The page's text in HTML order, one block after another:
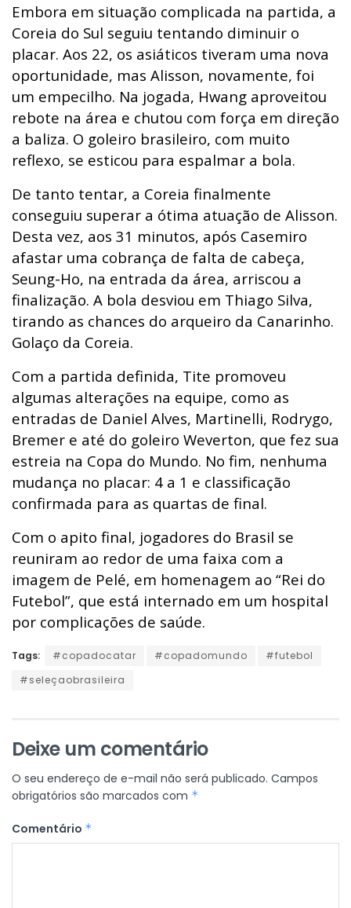
Embora em situação complicada na partida, a
Coreia do Sul seguiu tentando diminuir o
placar. Aos 22, os asiáticos tiveram uma nova
oportunidade, mas Alisson, novamente, foi
um empecilho. Na jogada, Hwang aproveitou
rebote na área e chutou com força em direção
a baliza. O goleiro brasileiro, com muito
reflexo, se esticou para espalmar a bola.
De tanto tentar, a Coreia finalmente
conseguiu superar a ótima atuação de Alisson.
Desta vez, aos 31 minutos, após Casemiro
afastar uma cobrança de falta de cabeça,
Seung-Ho, na entrada da área, arriscou a
finalização. A bola desviou em Thiago Silva,
tirando as chances do arqueiro da Canarinho.
Golaço da Coreia.
Com a partida definida, Tite promoveu
algumas alterações na equipe, como as
entradas de Daniel Alves, Martinelli, Rodrygo,
Bremer e até do goleiro Weverton, que fez sua
estreia na Copa do Mundo. No fim, nenhuma
mudança no placar: 4 a 1 e classificação
confirmada para as quartas de final.
Com o apito final, jogadores do Brasil se
reuniram ao redor de uma faixa com a
imagem de Pelé, em homenagem ao “Rei do
Futebol”, que está internado em um hospital
por complicações de saúde.
Tags: #copadocatar #copadomundo
#futebol
#seleçaobrasileira
Deixe um comentário
O seu endereço de e-mail não será publicado. Campos
obrigatórios são marcados com *
Comentário *